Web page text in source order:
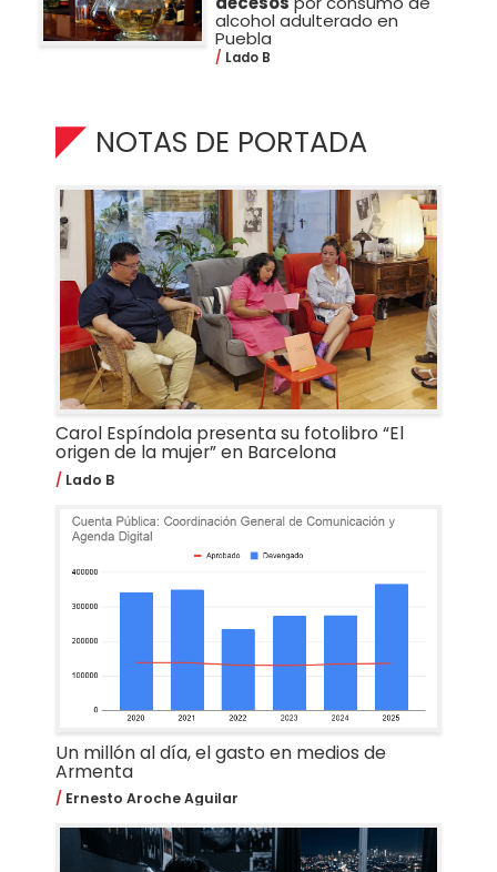
alcohol adulterado en
Puebla
Lado B
NOTAS DE PORTADA
Carol Espíndola presenta su fotolibro “El
origen de la mujer” en Barcelona
Lado B
Un millón al día, el gasto en medios de
Armenta
Ernesto Aroche Aguilar